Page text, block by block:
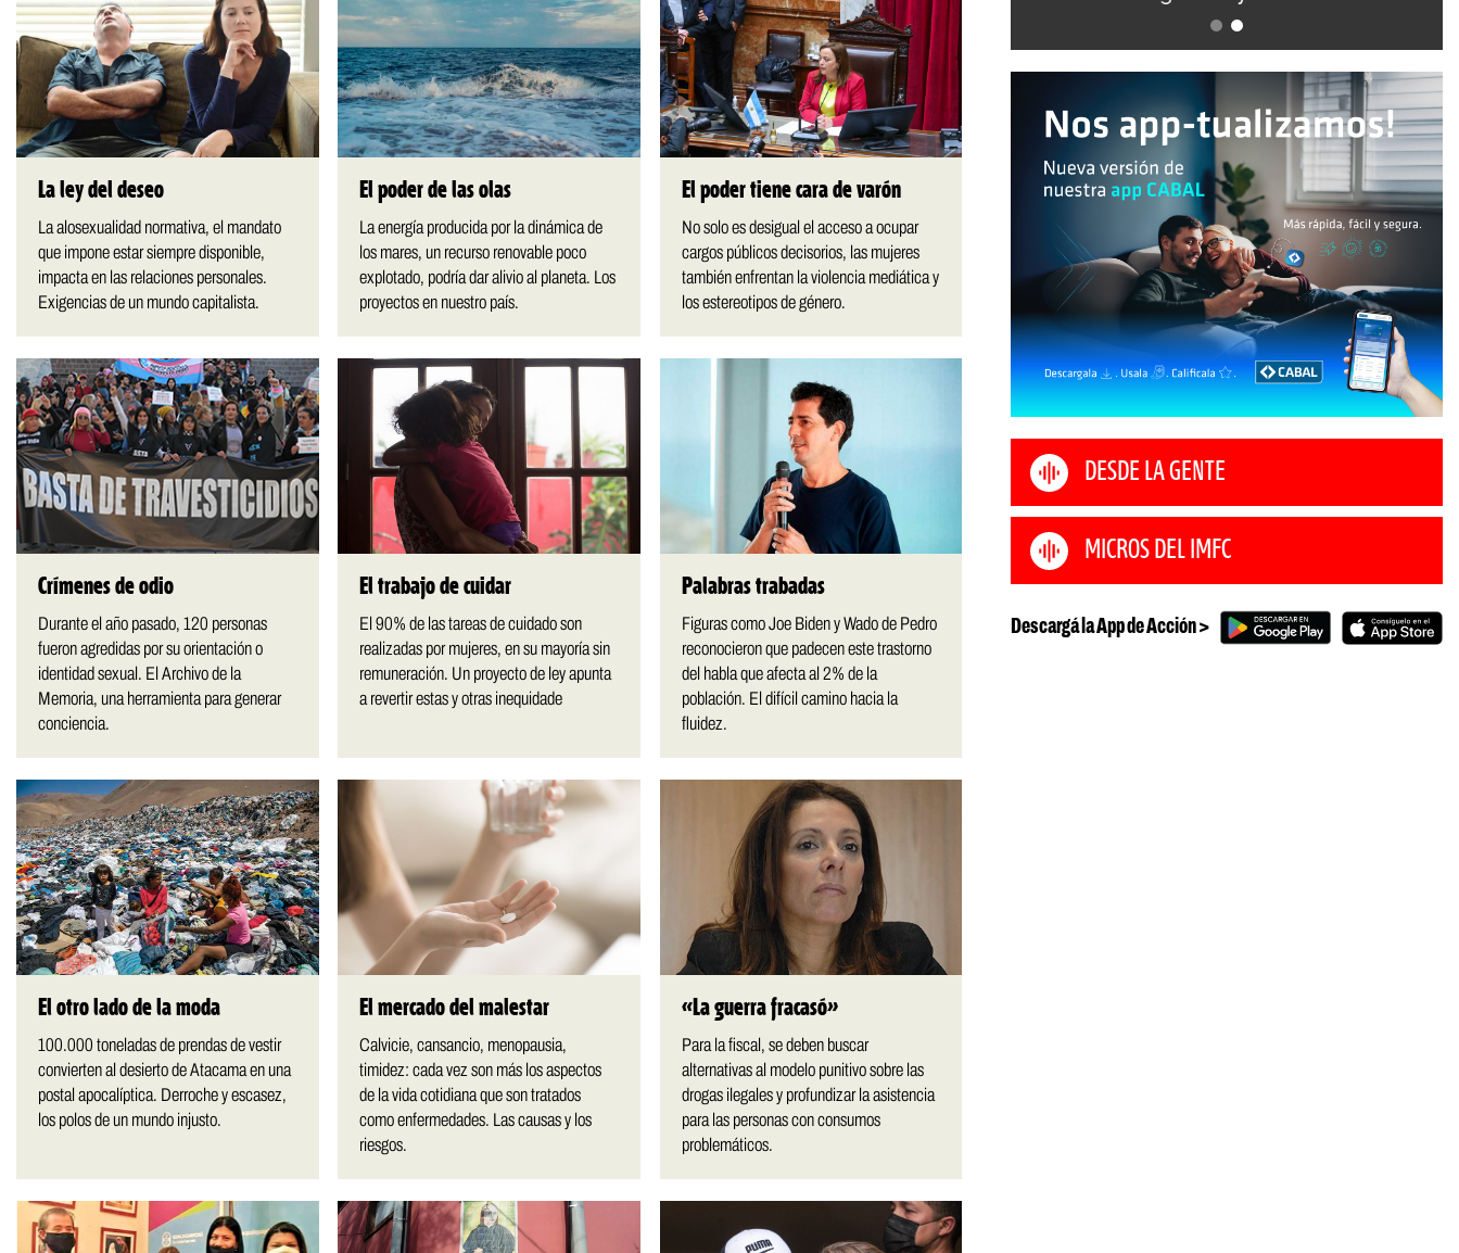
La ley del deseo
La alosexualidad normativa, el mandato
que impone estar siempre disponible,
impacta en las relaciones personales.
Exigencias de un mundo capitalista.
El poder de las olas
La energía producida por la dinámica de
los mares, un recurso renovable poco
explotado, podría dar alivio al planeta. Los
proyectos en nuestro país.
El poder tiene cara de varón
No solo es desigual el acceso a ocupar
cargos públicos decisorios, las mujeres
también enfrentan la violencia mediática y
los estereotipos de género.
Crímenes de odio
Durante el año pasado, 120 personas
fueron agredidas por su orientación o
identidad sexual. El Archivo de la
Memoria, una herramienta para generar
conciencia.
El trabajo de cuidar
El 90% de las tareas de cuidado son
realizadas por mujeres, en su mayoría sin
remuneración. Un proyecto de ley apunta
a revertir estas y otras inequidade
Palabras trabadas
Figuras como Joe Biden y Wado de Pedro
reconocieron que padecen este trastorno
del habla que afecta al 2% de la
población. El difícil camino hacia la
fluidez.
El otro lado de la moda
100.000 toneladas de prendas de vestir
convierten al desierto de Atacama en una
postal apocalíptica. Derroche y escasez,
los polos de un mundo injusto.
El mercado del malestar
Calvicie, cansancio, menopausia,
timidez: cada vez son más los aspectos
de la vida cotidiana que son tratados
como enfermedades. Las causas y los
riesgos.
«La guerra fracasó»
Para la fiscal, se deben buscar
alternativas al modelo punitivo sobre las
drogas ilegales y profundizar la asistencia
para las personas con consumos
problemáticos.
DESDE LA GENTE
MICROS DEL IMFC
Descargá la App de Acción >